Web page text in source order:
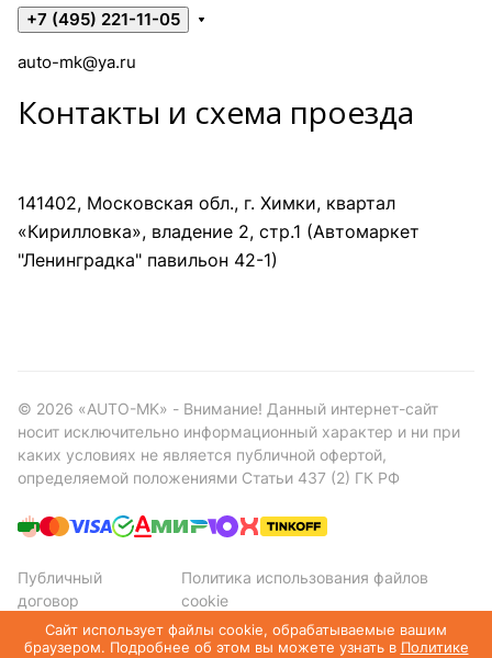
+7 (495) 221-11-05
auto-mk@ya.ru
Контакты и схема проезда
141402, Московская обл., г. Химки, квартал
«Кирилловка», владение 2, стр.1 (Автомаркет
"Ленинградка" павильон 42-1)
© 2026 «AUTO-MK» - Внимание! Данный интернет-сайт
носит исключительно информационный характер и ни при
каких условиях не является публичной офертой,
определяемой положениями Статьи 437 (2) ГК РФ
Публичный
договор
Политика использования файлов
cookie
Политика конфиденциальности
Сайт использует файлы cookie, обрабатываемые вашим
браузером. Подробнее об этом вы можете узнать в Политике